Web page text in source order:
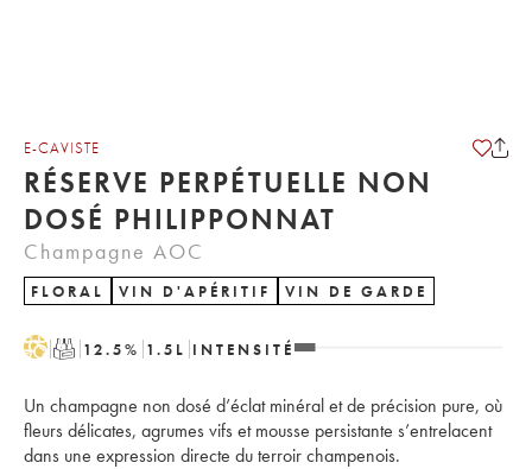
E-CAVISTE
RÉSERVE PERPÉTUELLE NON
DOSÉ PHILIPPONNAT
Champagne AOC
FLORAL VIN D'APÉRITIF VIN DE GARDE
HT 12.5% 1.5 L INTENSITÉ
Un champagne non dosé d’éclat minéral et de précision pure, où
fleurs délicates, agrumes vifs et mousse persistante s’entrelacent
dans une expression directe du terroir champenois.